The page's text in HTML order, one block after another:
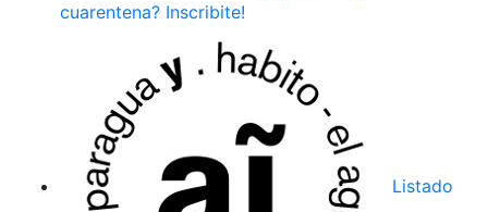
cuarentena? Inscribite!
Listado